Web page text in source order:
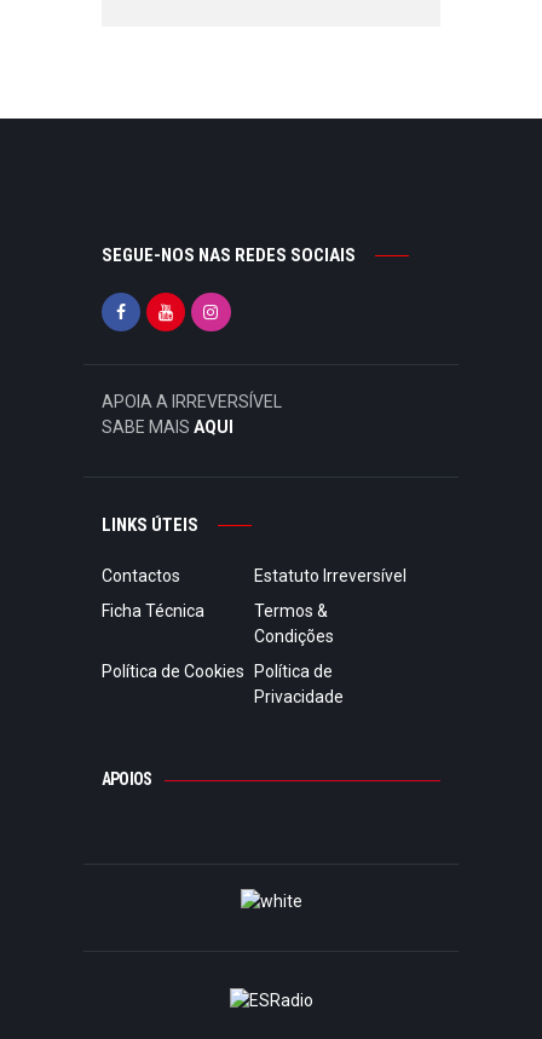
SEGUE-NOS NAS REDES SOCIAIS
APOIA A IRREVERSÍVEL
SABE MAIS AQUI
LINKS ÚTEIS
Contactos
Estatuto Irreversível
Ficha Técnica
Termos &
Condições
Política de Cookies
Política de
Privacidade
APOIOS